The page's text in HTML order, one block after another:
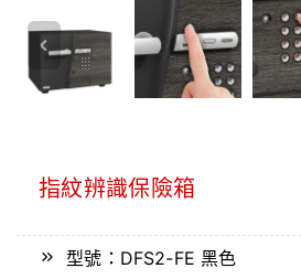
指紋辨識保險箱
型號：DFS2-FE 黑色